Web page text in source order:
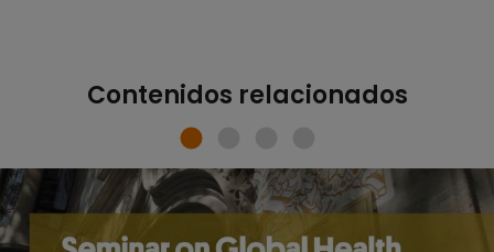
Contenidos relacionados